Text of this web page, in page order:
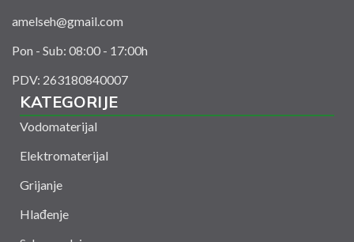
amelseh@gmail.com
Pon - Sub: 08:00 - 17:00h
PDV: 263180840007
KATEGORIJE
Vodomaterijal
Elektromaterijal
Grijanje
Hlađenje